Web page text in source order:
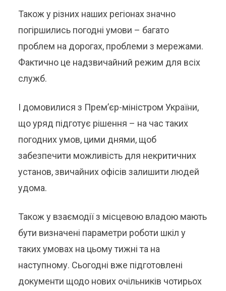
Також у різних наших регіонах значно
погіршились погодні умови – багато
проблем на дорогах, проблеми з мережами.
Фактично це надзвичайний режим для всіх
служб.
І домовилися з Прем’єр-міністром України,
що уряд підготує рішення – на час таких
погодних умов, цими днями, щоб
забезпечити можливість для некритичних
установ, звичайних офісів залишити людей
удома.
Також у взаємодії з місцевою владою мають
бути визначені параметри роботи шкіл у
таких умовах на цьому тижні та на
наступному. Сьогодні вже підготовлені
документи щодо нових очільників чотирьох